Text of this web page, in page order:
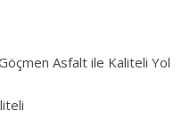
Asfalt ile Kaliteli Yol